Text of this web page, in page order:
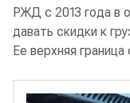
РЖД с 2013 года в
давать скидки к
Ее верхняя